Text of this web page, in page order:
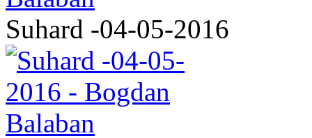
Suhard -04-05-2016